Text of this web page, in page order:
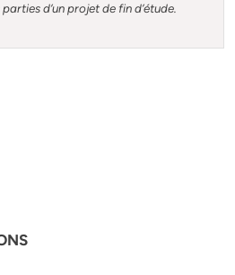
d’un projet de fin d’étude.